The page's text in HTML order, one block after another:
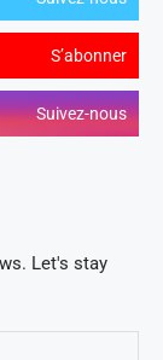
S’abonner
Suivez-nous
Let's stay